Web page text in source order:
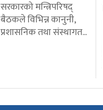
सरकारको मन्त्रिपरिषद्
बैठकले विभिन्न कानुनी,
प्रशासनिक तथा संस्थागत...